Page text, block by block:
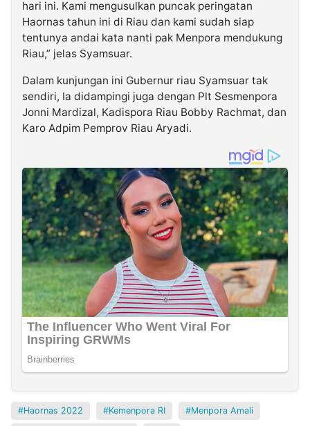
hari ini. Kami mengusulkan puncak peringatan
Haornas tahun ini di Riau dan kami sudah siap
tentunya andai kata nanti pak Menpora mendukung
Riau,” jelas Syamsuar.
Dalam kunjungan ini Gubernur riau Syamsuar tak
sendiri, Ia didampingi juga dengan Plt Sesmenpora
Jonni Mardizal, Kadispora Riau Bobby Rachmat, dan
Karo Adpim Pemprov Riau Aryadi.
Haornas 2022 Kemenpora RI Menpora Amali